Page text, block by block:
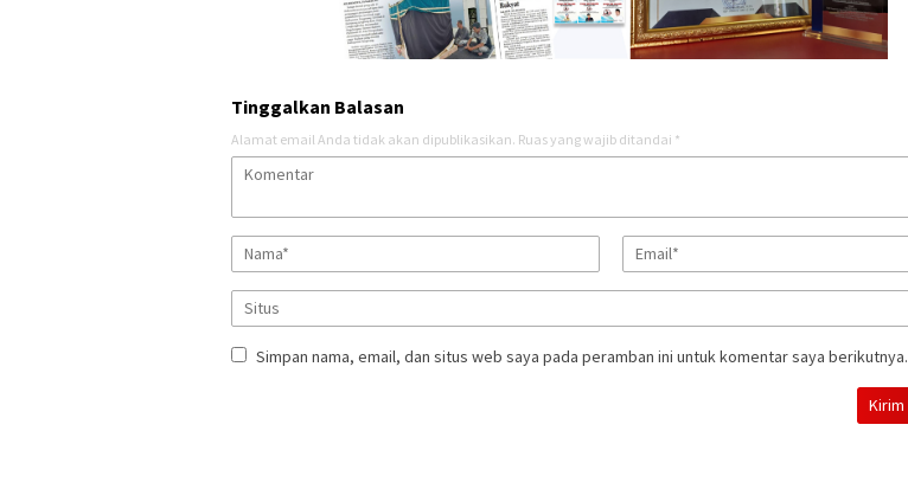
Tinggalkan Balasan
Alamat email Anda tidak akan dipublikasikan. Ruas yang wajib ditandai *
Simpan nama, email, dan situs web saya pada peramban ini untuk komentar saya berikutnya.